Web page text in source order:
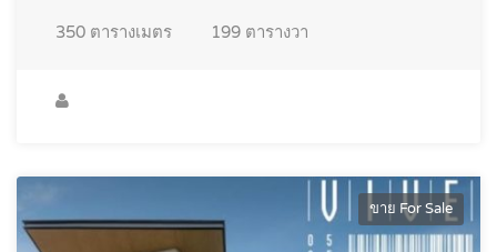
350 ตารางเมตร 199 ตารางวา
ขาย For Sale